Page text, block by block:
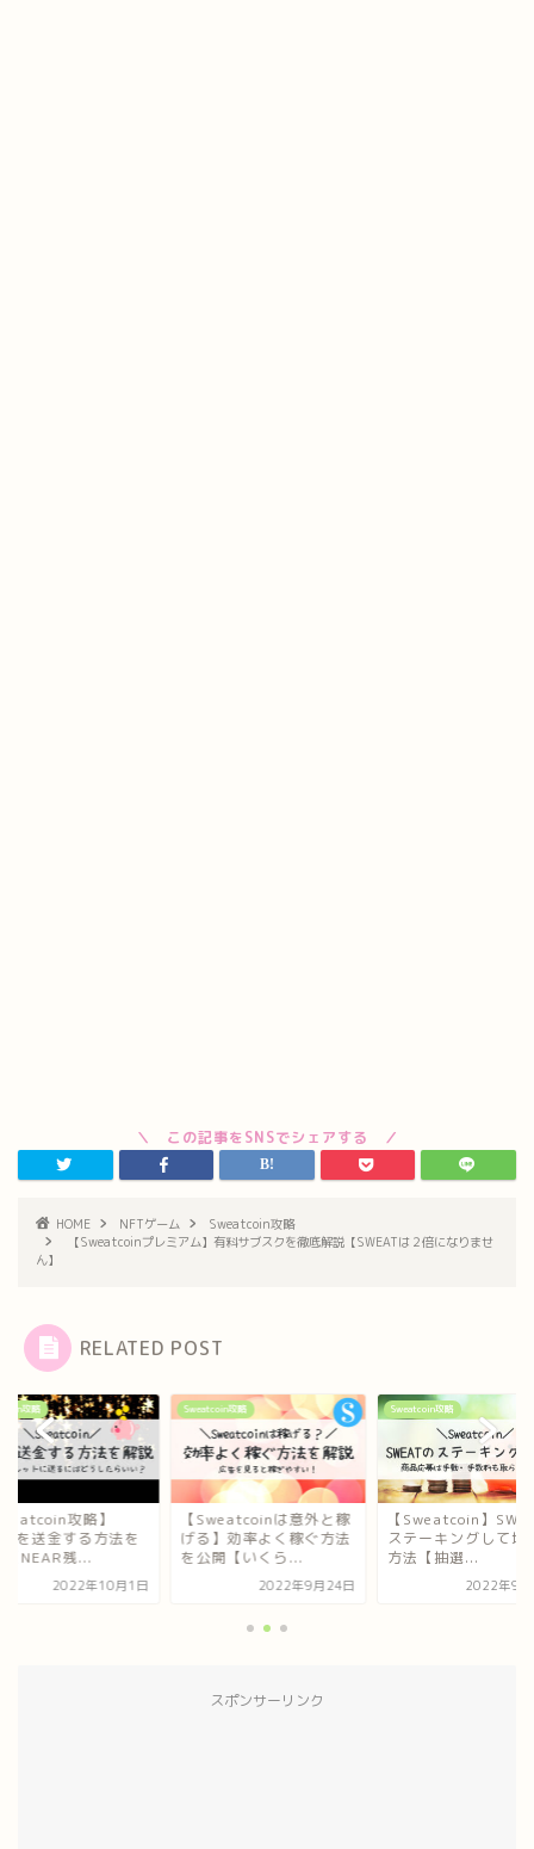
HOME NFTゲーム
Sweatcoin攻略
【Sweatcoinプレミアム】有料サブスクを徹底解説【SWEATは２倍になりませ
ん】
RELATED POST
Sweatcoin攻略
【Sweatcoinは意外と稼
げる】効率よく稼ぐ方法
を公開【いくら...
2022年9月24日
Sweatcoin攻略
【Sweatcoin】SWEATを
ステーキングして増やす
方法【抽選...
2022年9月30日
Sweatcoin攻略
【Sweatcoin
NEARを送金
解説【NEAR
スポンサーリンク